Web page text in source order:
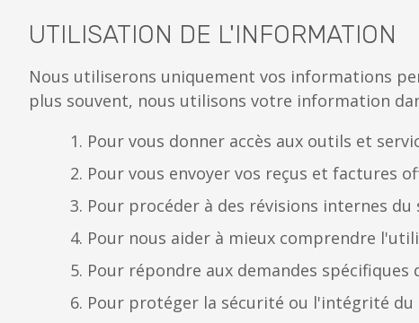
UTILISATION DE L'INFORMATION
Nous utiliserons uniquement vos informations
plus souvent, nous utilisons votre information
Pour vous donner accès aux outils et
Pour vous envoyer vos reçus et factures
Pour procéder à des révisions internes
Pour nous aider à mieux comprendre
Pour répondre aux demandes spécifiques
Pour protéger la sécurité ou l'intégrité du